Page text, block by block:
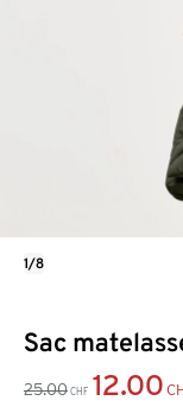
Sac
25.00 CHF 12.00
1/8